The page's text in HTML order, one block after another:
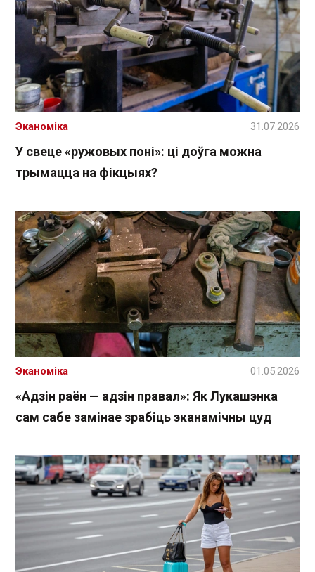
У свеце «ружовых поні»: ці доўга можна
трымацца на фікцыях?
Эканоміка 31.07.2026
«Адзін раён — адзін правал»: Як Лукашэнка
сам сабе замінае зрабіць эканамічны цуд
Эканоміка 01.05.2026